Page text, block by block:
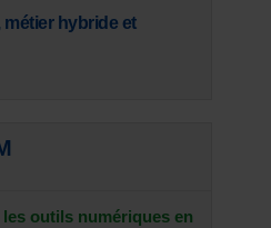
hybride et
outils numériques en